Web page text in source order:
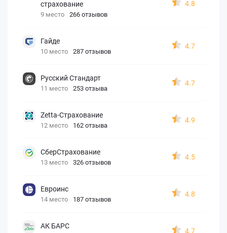
страхование
9 место 266 отзывов
4.8
Гайде
10 место 287 отзывов
4.7
Русский Стандарт
11 место 253 отзыва
4.7
Zetta-Страхование
12 место 162 отзыва
4.9
СберСтрахование
13 место 326 отзывов
4.5
Евроинс
14 место 187 отзывов
4.8
АК БАРС
4.7